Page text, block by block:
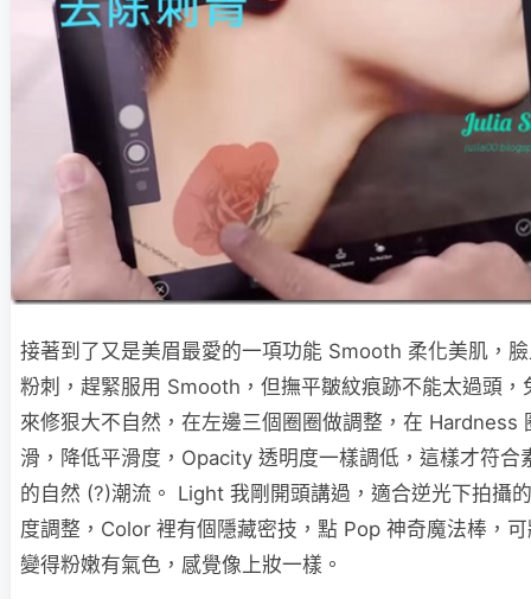
接著到了又是美眉最愛的一項功能 Smooth 柔化美肌，
粉刺，趕緊服用 Smooth，但撫平皺紋痕跡不能太過頭，
來修狠大不自然，在左邊三個圈圈做調整，在 Hardness
滑，降低平滑度，Opacity 透明度一樣調低，這樣才符合
的自然 (?)潮流。 Light 我剛開頭講過，適合逆光下拍攝
度調整，Color 裡有個隱藏密技，點 Pop 神奇魔法棒，
變得粉嫩有氣色，感覺像上妝一樣。